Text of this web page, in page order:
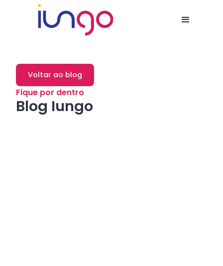
Fique por dentro
Blog Iungo
Voltar ao blog